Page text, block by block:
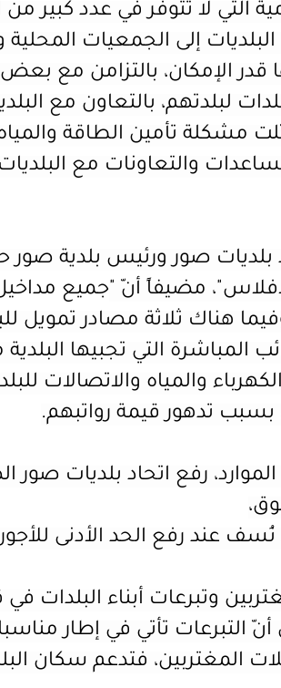
التي لا تتوفر في عدد كبير من
إلى الجمعيات
قدر الإمكان، بالتزامن مع
لبلدتهم، بالتعاون مع
مشكلة تأمين الطاقة
والتعاونات مع
صور ورئيس بلدية صور
مضيفاً أنّ " جميع مداخيل
هناك ثلاثة مصادر تمويل
المباشرة التي تجبيها
والمياه والاتصالات
بسبب تدهور قيمة رواتبهم.
رفع اتحاد بلديات
عند رفع الحد الأدنى
وتبرعات أبناء البلدات
أنّ التبرعات تأتي في إطار
المغتربين، فتدعم سكان